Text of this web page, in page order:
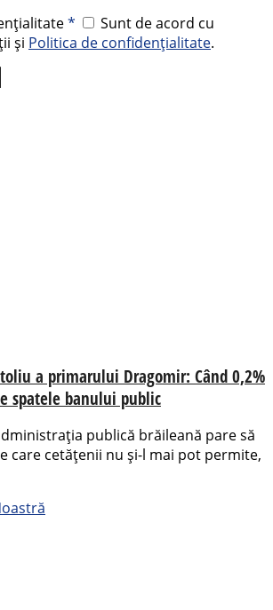
*
Sunt de acord cu
și Politica de confidențialitate.
a primarului Dragomir: Când 0,2%
spatele banului public
publică brăileană pare să
care cetățenii nu și-l mai pot permite,